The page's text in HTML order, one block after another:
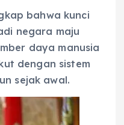
bahwa kunci
negara maju
daya manusia
dengan sistem
sejak awal.